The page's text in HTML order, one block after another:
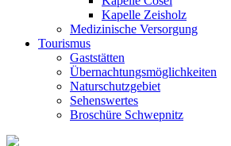
Kapelle Zeisholz
Medizinische Versorgung
Tourismus
Gaststätten
Übernachtungsmöglichkeiten
Naturschutzgebiet
Sehenswertes
Broschüre Schwepnitz